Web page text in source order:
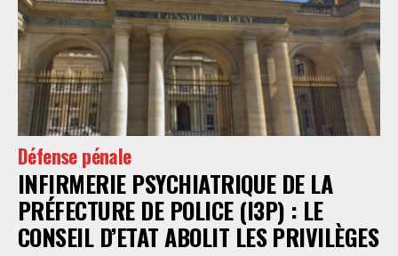
Défense pénale
INFIRMERIE PSYCHIATRIQUE DE LA
PRÉFECTURE DE POLICE (I3P) : LE
CONSEIL D’ETAT ABOLIT LES PRIVILÈGES